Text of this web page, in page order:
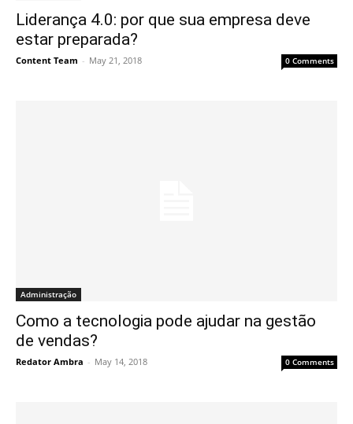
Liderança 4.0: por que sua empresa deve
estar preparada?
Content Team - May 21, 2018 0 Comments
Administração
Como a tecnologia pode ajudar na gestão
de vendas?
Redator Ambra - May 14, 2018 0 Comments